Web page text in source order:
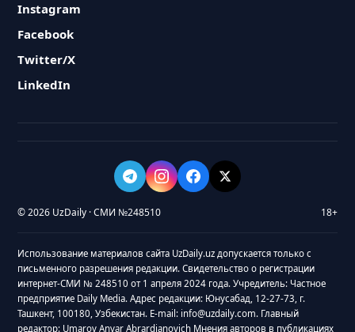
Instagram
Facebook
Twitter/X
LinkedIn
© 2026 UzDaily · СМИ №248510 18+
Использование материалов сайта UzDaily.uz допускается только с
письменного разрешения редакции. Свидетельство о регистрации
интернет-СМИ № 248510 от 1 апреля 2024 года. Учредитель: Частное
предприятие Daily Media. Адрес редакции: Юнусабад, 12-27-73, г.
Ташкент, 100180, Узбекистан. E-mail: info@uzdaily.com. Главный
редактор: Umarov Anvar Abrardjanovich Мнения авторов в публикациях